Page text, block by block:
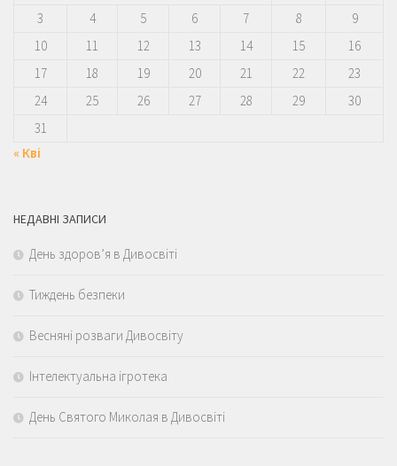
3 4 5 6 7 8
9
10
11 12 13 14 15
16
17
18 19 20 21 22
23
24
25 26 27 28 29
30
31
« Кві
НЕДАВНІ ЗАПИСИ
День здоров’я в Дивосвіті
Тиждень безпеки
Весняні розваги Дивосвіту
Інтелектуальна ігротека
День Святого Миколая в Дивосвіті